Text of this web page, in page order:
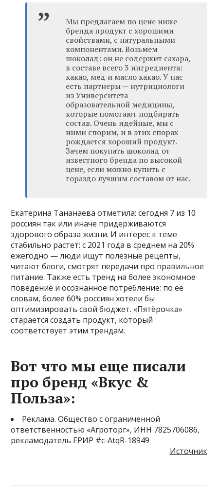
Мы предлагаем по цене ниже
бренда продукт с хорошими
свойствами, с натуральными
компонентами. Возьмем
шоколад: он не содержит сахара,
в составе всего 3 ингредиента:
какао, мед и масло какао. У нас
есть партнеры — нутрициологи
из Университета
образовательной медицины,
которые помогают подбирать
состав. Очень идейные, мы с
ними спорим, и в этих спорах
рождается хороший продукт.
Зачем покупать шоколад от
известного бренда по высокой
цене, если можно купить с
гораздо лучшим составом от нас.
Екатерина Тананаева отметила: сегодня 7 из 10
россиян так или иначе придерживаются
здорового образа жизни. И интерес к теме
стабильно растет: с 2021 года в среднем на 20%
ежегодно — люди ищут полезные рецепты,
читают блоги, смотрят передачи про правильное
питание. Также есть тренд на более экономное
поведение и осознанное потребление: по ее
словам, более 60% россиян хотели бы
оптимизировать свой бюджет. «Пятёрочка»
старается создать продукт, который
соответствует этим трендам.
Вот что мы еще писали
про бренд «Вкус &
Польза»:
Реклама. Общество с ограниченной
ответственностью «Агроторг», ИНН 7825706086,
рекламодатель ЕРИР #c-AtqR-18949
Источник